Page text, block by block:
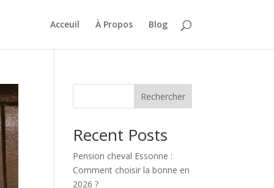
Acceuil À Propos Blog
Rechercher
Recent Posts
Pension cheval Essonne :
Comment choisir la bonne en
2026 ?